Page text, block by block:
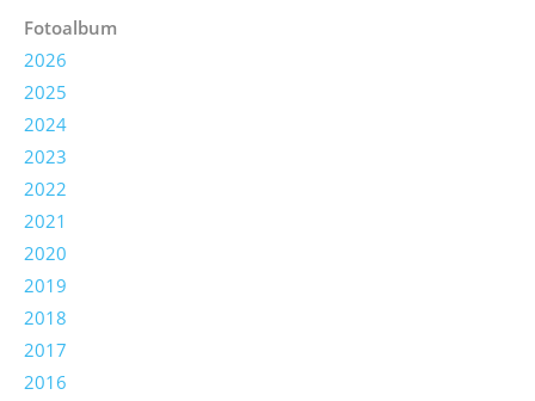
Fotoalbum
2026
2025
2024
2023
2022
2021
2020
2019
2018
2017
2016